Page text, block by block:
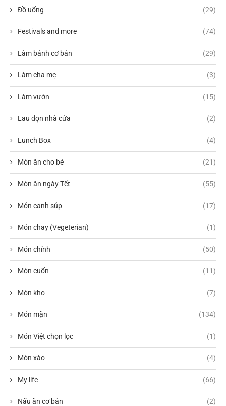
Đồ uống (29)
Festivals and more (74)
Làm bánh cơ bản (29)
Làm cha mẹ (3)
Làm vườn (15)
Lau dọn nhà cửa (2)
Lunch Box (4)
Món ăn cho bé (21)
Món ăn ngày Tết (55)
Món canh súp (17)
Món chay (Vegeterian) (1)
Món chính (50)
Món cuốn (11)
Món kho (7)
Món mặn (134)
Món Việt chọn lọc (1)
Món xào (4)
My life (66)
Nấu ăn cơ bản (2)